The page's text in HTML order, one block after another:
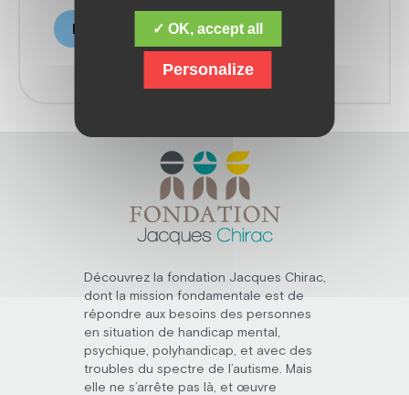
Inscrivez-vous ici !
Découvrez la fondation Jacques Chirac,
dont la mission fondamentale est de
répondre aux besoins des personnes
en situation de handicap mental,
psychique, polyhandicap, et avec des
troubles du spectre de l’autisme. Mais
elle ne s’arrête pas là, et œuvre
✓ OK, accept all
Personalize